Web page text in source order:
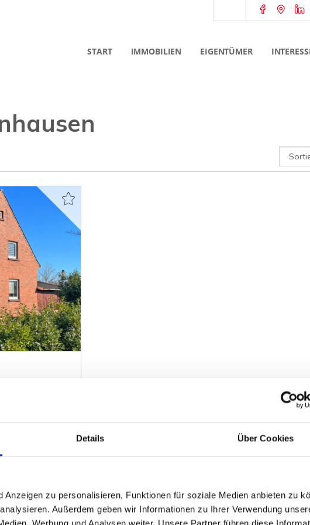
Details Über Cookies
zu personalisieren, Funktionen für soziale Medien anbieten zu
Außerdem geben wir Informationen zu Ihrer Verwendung
Werbung und Analysen weiter. Unsere Partner führen diese
START IMMOBILIEN EIGENTÜMER
von Minden.